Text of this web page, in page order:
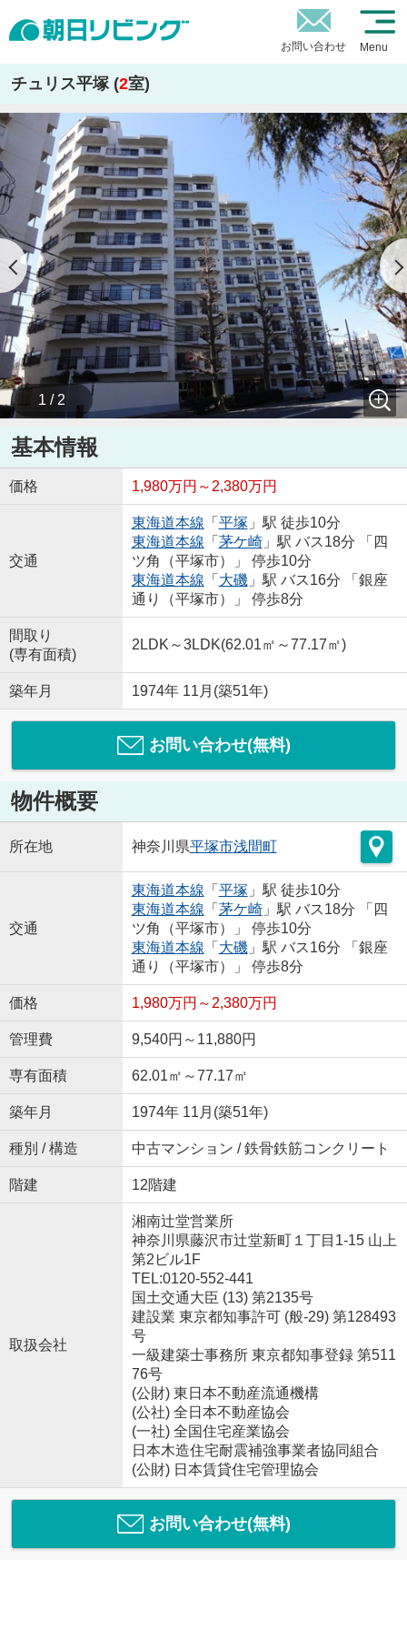
お問い合わせ Menu
チュリス平塚 (2室)
1 / 2
基本情報
価格 1,980万円～2,380万円
交通
東海道本線 「 平塚 」駅 徒歩10分
東海道本線 「 茅ケ崎」駅 バス18分 「四
ツ角（平塚市）」 停歩10分
東海道本線 「 大磯」駅 バス16分 「銀座
通り（平塚市）」 停歩8分
間取り
(専有面積)
2LDK～3LDK(62.01㎡～77.17㎡)
築年月 1974年 11月(築51年)
お問い合わせ(無料)
物件概要
所在地 神奈川県平塚市浅間町
交通
東海道本線 「 平塚 」駅 徒歩10分
東海道本線 「 茅ケ崎」駅 バス18分 「四
ツ角（平塚市）」 停歩10分
東海道本線 「 大磯」駅 バス16分 「銀座
通り（平塚市）」 停歩8分
価格 1,980万円～2,380万円
管理費 9,540円～11,880円
専有面積 62.01㎡～77.17㎡
築年月 1974年 11月(築51年)
種別 / 構造 中古マンション / 鉄骨鉄筋コンクリート
階建 12階建
取扱会社
湘南辻堂営業所
神奈川県藤沢市辻堂新町１丁目1-15 山上
第2ビル1F
TEL:0120-552-441
国土交通大臣 (13) 第2135号
建設業 東京都知事許可 (般-29) 第128493
号
一級建築士事務所 東京都知事登録 第511
76号
(公財) 東日本不動産流通機構
(公社) 全日本不動産協会
(一社) 全国住宅産業協会
日本木造住宅耐震補強事業者協同組合
(公財) 日本賃貸住宅管理協会
お問い合わせ(無料)